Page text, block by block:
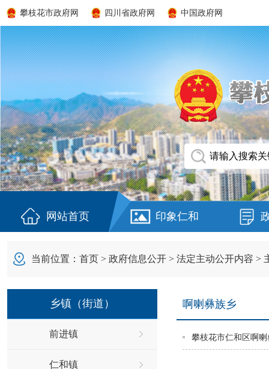
攀枝花市政府网 四川省政府网 中国政府网
网站首页 印象仁和
当前位置： 首页 > 政府信息公开 > 法定主动公开内容 >
乡镇（街道）
前进镇
仁和镇
啊喇彝族乡
攀枝花市仁和区啊